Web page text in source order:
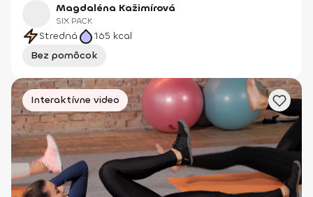
Magdaléna Kažimírová
SIX PACK
Stredná 165 kcal
Bez pomôcok
Interaktívne video